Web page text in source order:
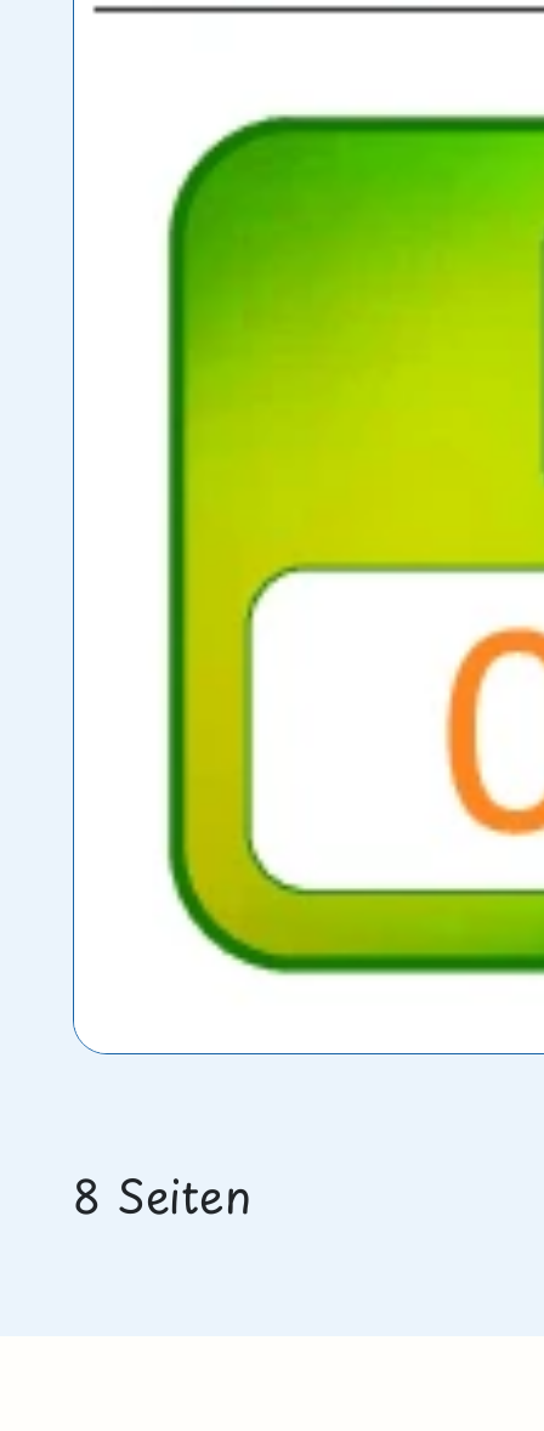
8 Seiten